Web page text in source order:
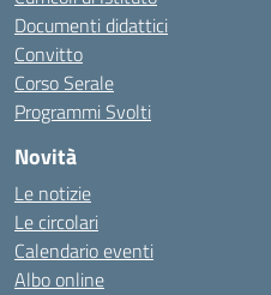
Documenti didattici
Convitto
Corso Serale
Programmi Svolti
Novità
Le notizie
Le circolari
Calendario eventi
Albo online